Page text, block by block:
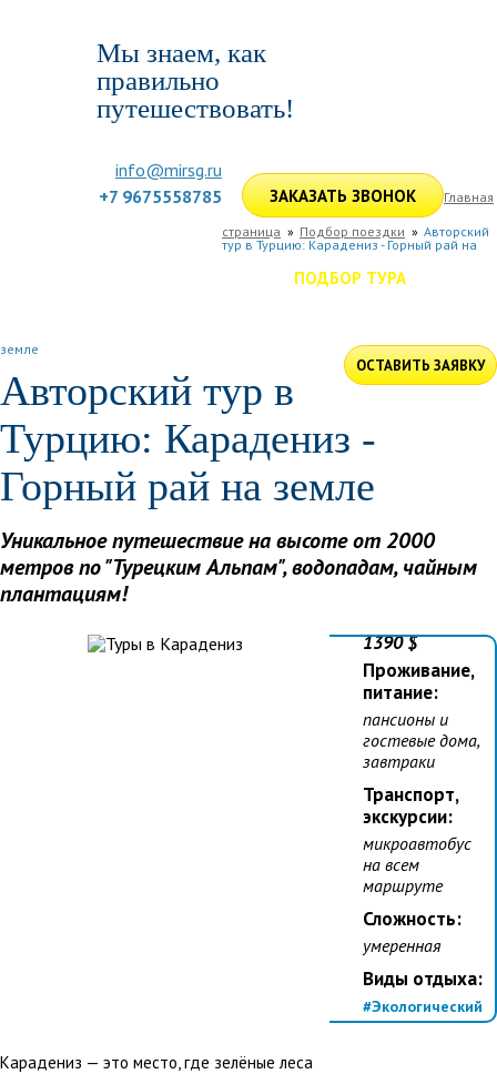
Мы знаем, как
правильно
путешествовать!
info@mirsg.ru
+7 9675558785
ЗАКАЗАТЬ ЗВОНОК
ПОДБОР ТУРА
ОСТАВИТЬ ЗАЯВКУ
Главная
страница Подбор поездки
Авторский
тур в Турцию: Карадениз - Горный рай на
земле
Авторский тур в
Турцию: Карадениз -
Горный рай на земле
Уникальное путешествие на высоте от 2000
метров по "Турецким Альпам", водопадам, чайным
плантациям!
01.08.27
илипо
1390 $
Проживание,
питание:
пансионы и
гостевые дома,
завтраки
Транспорт,
экскурсии:
микроавтобус
на всем
маршруте
Сложность:
умеренная
Виды отдыха:
#Экологический
тур
Карадениз — это место, где зелёные леса